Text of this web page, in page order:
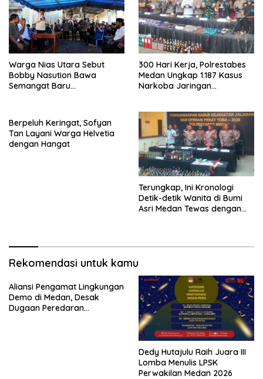
Warga Nias Utara Sebut
Bobby Nasution Bawa
Semangat Baru
300 Hari Kerja, Polrestabes
Medan Ungkap 1.187 Kasus
Narkoba Jaringan
Berpeluh Keringat, Sofyan
Tan Layani Warga Helvetia
dengan Hangat
Terungkap, Ini Kronologi
Detik-detik Wanita di Bumi
Asri Medan Tewas dengan
Rekomendasi untuk kamu
Aliansi Pengamat Lingkungan
Demo di Medan, Desak
Dugaan Peredaran
Dedy Hutajulu Raih Juara III
Lomba Menulis LPSK
Perwakilan Medan 2026